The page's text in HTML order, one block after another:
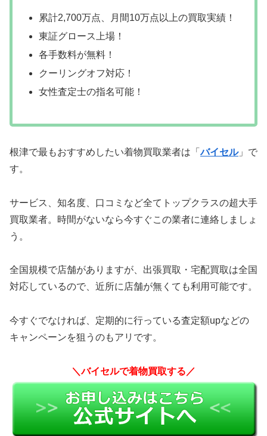
累計2,700万点、月間10万点以上の買取実績！
東証グロース上場！
各手数料が無料！
クーリングオフ対応！
女性査定士の指名可能！
根津で最もおすすめしたい着物買取業者は「バイセル」で
す。
サービス、知名度、口コミなど全てトップクラスの超大手
買取業者。時間がないなら今すぐこの業者に連絡しましょ
う。
全国規模で店舗がありますが、出張買取・宅配買取は全国
対応しているので、近所に店舗が無くても利用可能です。
今すぐでなければ、定期的に行っている査定額upなどの
キャンペーンを狙うのもアリです。
＼バイセルで着物買取する／